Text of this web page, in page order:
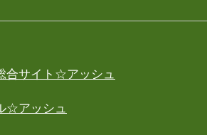
合サイト☆アッシュ
☆アッシュ